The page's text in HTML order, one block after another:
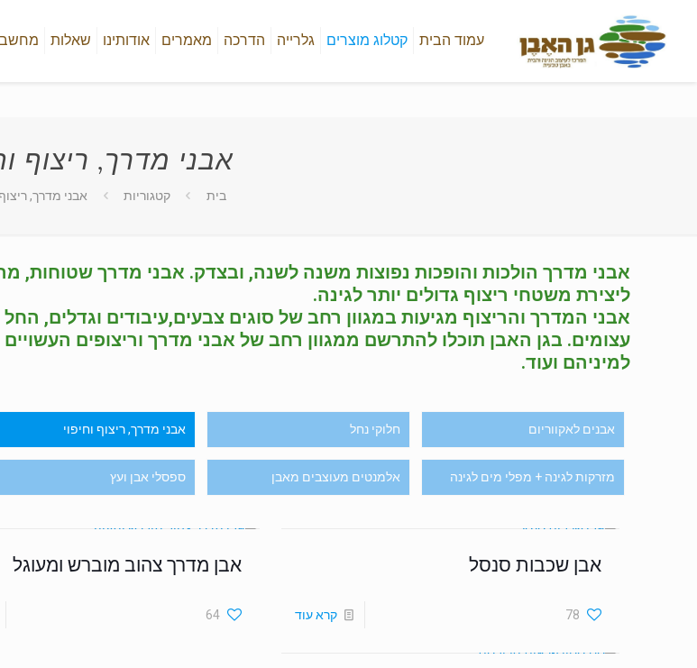
עמוד הבית קטלוג מוצרים גלרייה הדרכה מאמרים אודותינו שאלות
אבני מדרך, ריצוף
בית קטגוריות אבני מדרך, ריצוף
אבני מדרך הולכות והופכות נפוצות משנה לשנה, ובצדק. אבני מדרך שטוחות,
ליצירת משטחי ריצוף גדולים יותר לגינה.
אבני המדרך והריצוף מגיעות במגוון רחב של סוגים צבעים,עיבודים וגדלים,
עצומים. בגן האבן תוכלו להתרשם ממגוון רחב של אבני מדרך וריצופים
למיניהם ועוד.
אבנים לאקווריום חלוקי נחל אבני מדרך, ריצוף וחיפוי
מזרקות לגינה + מפלי מים לגינה אלמנטים מעוצבים מאבן ספסלי אבן ועץ
אבן שכבות סנסל
78 קרא עוד
אבן מדרך צהוב מוברש ומעוגל
64